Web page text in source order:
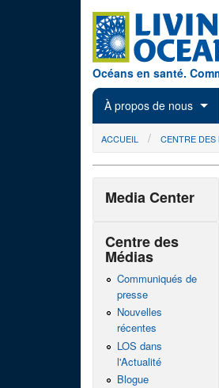
Océans en santé.
À propos de nous
You are here
ACCUEIL CENTRE DES
Media Center
Centre des
Médias
Communiqués de
presse
Nouvelles
récentes
LOS dans
l'Actualité
Blogue